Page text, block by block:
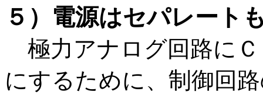
５）電源はセパレート
極力アナログ回路に
にするために、制御回